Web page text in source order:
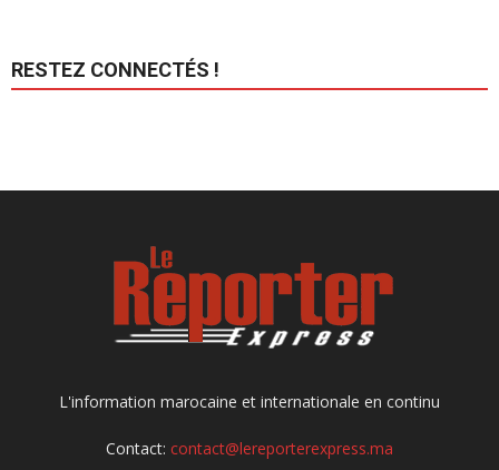
RESTEZ CONNECTÉS !
L'information marocaine et internationale en continu
Contact: contact@lereporterexpress.ma